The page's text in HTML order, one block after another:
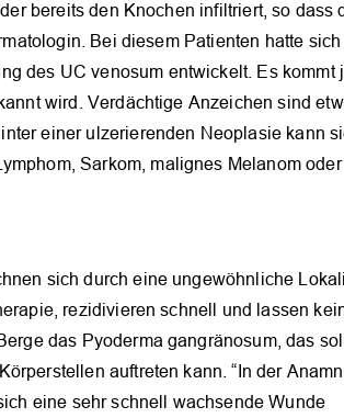
bereits den Knochen infiltriert, so dass
Bei diesem Patienten hatte
des UC venosum entwickelt. Es kommt
wird. Verdächtige Anzeichen sind
einer ulzerierenden Neoplasie kann
Sarkom, malignes Melanom
sich durch eine ungewöhnliche
rezidivieren schnell und lassen
das Pyoderma gangränosum, das
auftreten kann. “In der
eine sehr schnell wachsende Wunde